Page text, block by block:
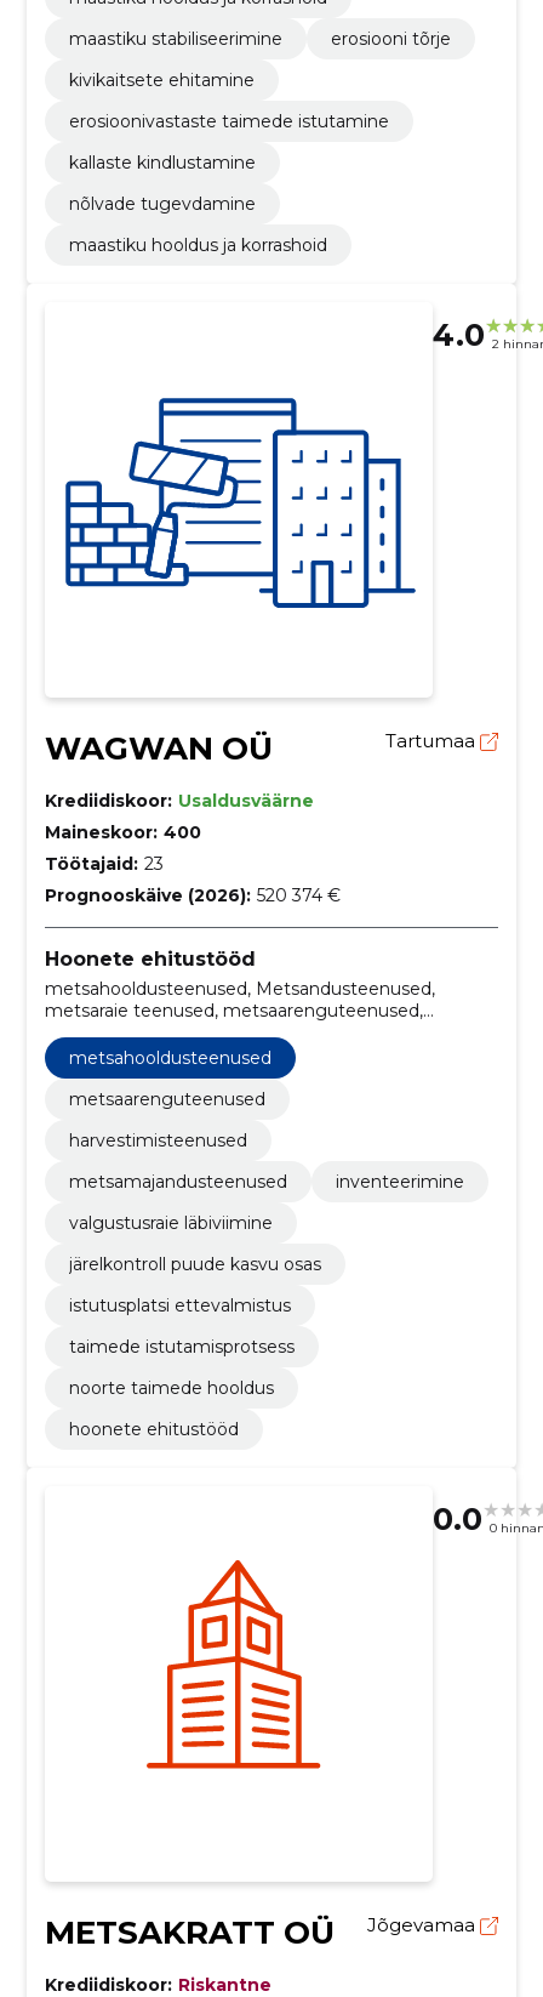
maastiku stabiliseerimine
erosiooni tõrje
kivikaitsete ehitamine
erosioonivastaste taimede istutamine
kallaste kindlustamine
nõlvade tugevdamine
maastiku hooldus ja korrashoid
4.0 2
WAGWAN OÜ Tartumaa
Krediidiskoor: Usaldusväärne
Maineskoor: 400
Töötajaid: 23
Prognooskäive (2026): 520 374 €
Hoonete ehitustööd
metsahooldusteenused, Metsandusteenused,
metsaraie teenused, metsaarenguteenused,
harvestimisteenused, metsamajandusteenused,
inventeerimine, valgustusraie läbiviimine, järelkontroll
puude kasvu osas, istutusplatsi ettevalmistus
metsahooldusteenused
metsaarenguteenused
harvestimisteenused
metsamajandusteenused
inventeerimine
valgustusraie läbiviimine
järelkontroll puude kasvu osas
istutusplatsi ettevalmistus
taimede istutamisprotsess
noorte taimede hooldus
hoonete ehitustööd
0.0 0
METSAKRATT OÜ Jõgevamaa
Krediidiskoor: Riskantne